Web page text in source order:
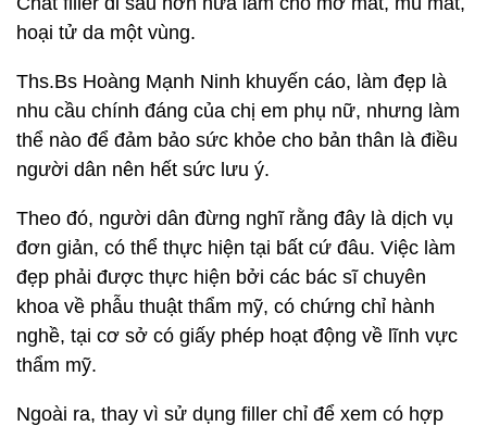
hoại tử da một vùng.
Ths.Bs Hoàng Mạnh Ninh khuyến cáo, làm đẹp là
nhu cầu chính đáng của chị em phụ nữ, nhưng làm
thể nào để đảm bảo sức khỏe cho bản thân là điều
người dân nên hết sức lưu ý.
Theo đó, người dân đừng nghĩ rằng đây là dịch vụ
đơn giản, có thể thực hiện tại bất cứ đâu. Việc làm
đẹp phải được thực hiện bởi các bác sĩ chuyên
khoa về phẫu thuật thẩm mỹ, có chứng chỉ hành
nghề, tại cơ sở có giấy phép hoạt động về lĩnh vực
thẩm mỹ.
Ngoài ra, thay vì sử dụng filler chỉ để xem có hợp